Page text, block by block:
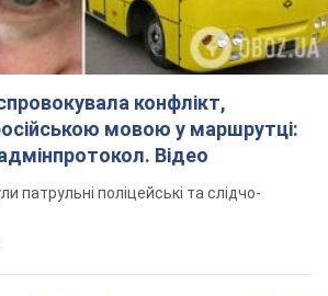
конфлікт,
мовою у маршрутці:
Відео
патрульні поліцейські та слідчо-